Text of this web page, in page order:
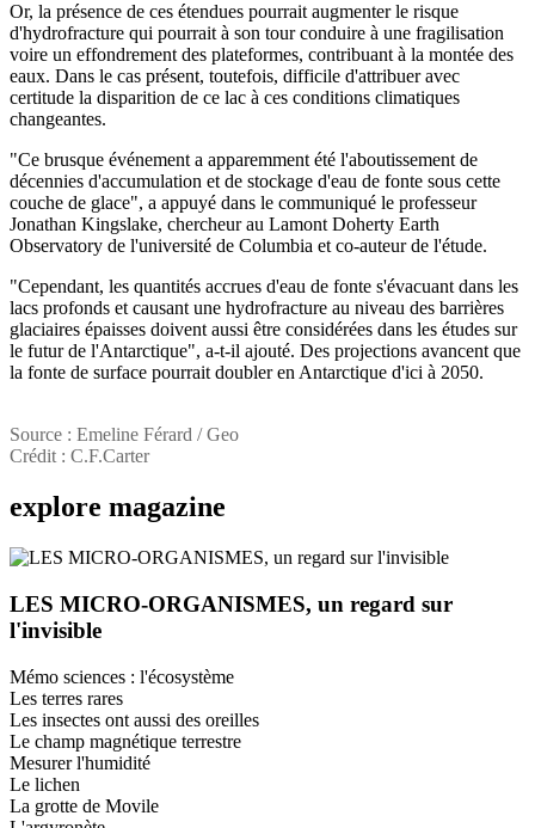
Or, la présence de ces étendues pourrait augmenter le risque
d'hydrofracture qui pourrait à son tour conduire à une fragilisation
voire un effondrement des plateformes, contribuant à la montée des
eaux. Dans le cas présent, toutefois, difficile d'attribuer avec
certitude la disparition de ce lac à ces conditions climatiques
changeantes.
"Ce brusque événement a apparemment été l'aboutissement de
décennies d'accumulation et de stockage d'eau de fonte sous cette
couche de glace", a appuyé dans le communiqué le professeur
Jonathan Kingslake, chercheur au Lamont Doherty Earth
Observatory de l'université de Columbia et co-auteur de l'étude.
"Cependant, les quantités accrues d'eau de fonte s'évacuant dans les
lacs profonds et causant une hydrofracture au niveau des barrières
glaciaires épaisses doivent aussi être considérées dans les études sur
le futur de l'Antarctique", a-t-il ajouté. Des projections avancent que
la fonte de surface pourrait doubler en Antarctique d'ici à 2050.
Source : Emeline Férard / Geo
Crédit : C.F.Carter
explore magazine
LES MICRO-ORGANISMES, un regard sur
l'invisible
Mémo sciences : l'écosystème
Les terres rares
Les insectes ont aussi des oreilles
Le champ magnétique terrestre
Mesurer l'humidité
Le lichen
La grotte de Movile